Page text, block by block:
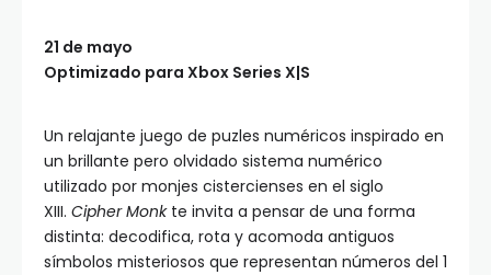
21 de mayo
Optimizado para Xbox Series X|S
Un relajante juego de puzles numéricos inspirado en
un brillante pero olvidado sistema numérico
utilizado por monjes cistercienses en el siglo
XIII. Cipher Monkte invita a pensar de una forma
distinta: decodifica, rota y acomoda antiguos
símbolos misteriosos que representan números del 1